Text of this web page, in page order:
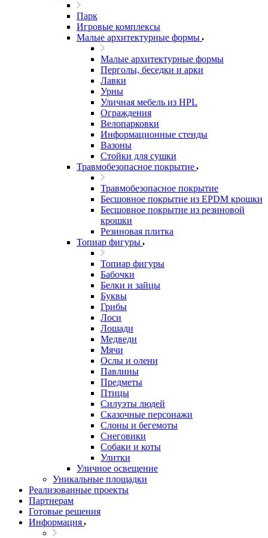
Парк
Игровые комплексы
Малые архитектурные формы
Малые архитектурные формы
Перголы, беседки и арки
Лавки
Урны
Уличная мебель из HPL
Ограждения
Велопарковки
Информационные стенды
Вазоны
Стойки для сушки
Травмобезопасное покрытие
Травмобезопасное покрытие
Бесшовное покрытие из EPDM крошки
Бесшовное покрытие из резиновой
крошки
Резиновая плитка
Топиар фигуры
Топиар фигуры
Бабочки
Белки и зайцы
Буквы
Грибы
Лоси
Лошади
Медведи
Мячи
Ослы и олени
Павлины
Предметы
Птицы
Силуэты людей
Сказочные персонажи
Слоны и бегемоты
Снеговики
Собаки и коты
Улитки
Уличное освещение
Уникальные площадки
Реализованные проекты
Партнерам
Готовые решения
Информация